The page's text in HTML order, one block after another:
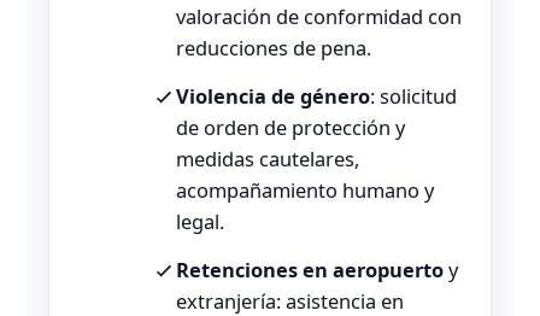
valoración de conformidad con
reducciones de pena.
Violencia de género: solicitud
de orden de protección y
medidas cautelares,
acompañamiento humano y
legal.
Retenciones en aeropuertoy
extranjería: asistencia en